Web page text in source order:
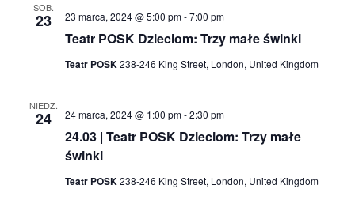
SOB.
23
Teatr POSK Dzieciom: Trzy małe świnki
23 marca, 2024 @ 5:00 pm-7:00 pm
Teatr POSK238-246 King Street, London, United Kingdom
NIEDZ.
24
24.03 | Teatr POSK Dzieciom: Trzy małe
świnki
24 marca, 2024 @ 1:00 pm-2:30 pm
Teatr POSK238-246 King Street, London, United Kingdom